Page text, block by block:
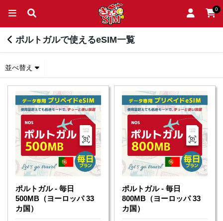
0
ポルトガルで使えるeSIM一覧
並べ替え
ポルトガル - 毎日
500MB（ヨーロッパ 33
カ国）
ポルトガル - 毎日
800MB（ヨーロッパ 33
カ国）